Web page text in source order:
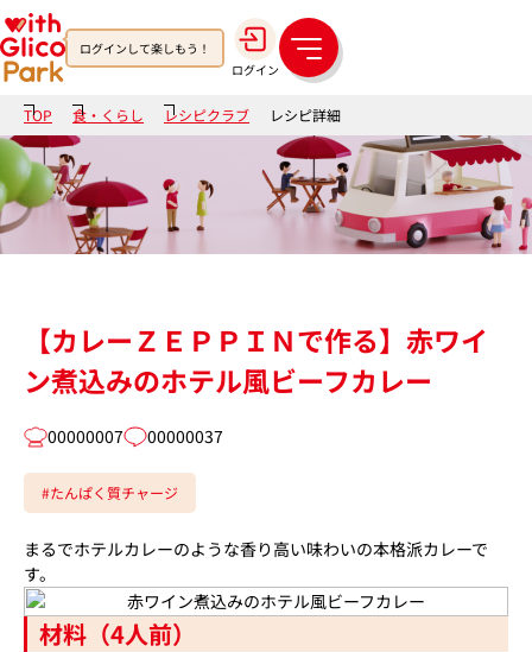
ログインして楽しもう！
ログイン
メ
ニ
ュ
ー
TOP 食・くらし レシピクラブ レシピ詳細
【カレーＺＥＰＰＩＮで作る】赤ワイ
ン煮込みのホテル風ビーフカレー
00000007 00000037
#たんぱく質チャージ
まるでホテルカレーのような香り高い味わいの本格派カレーで
す。
材料（4人前）